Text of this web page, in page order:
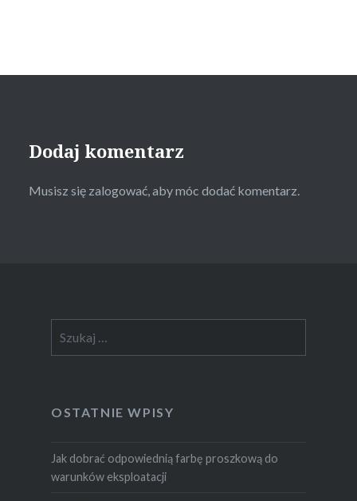
Dodaj komentarz
Musisz się zalogować, aby móc dodać komentarz.
OSTATNIE WPISY
Jak dobrać odpowiednią farbę proszkową do
warunków eksploatacji